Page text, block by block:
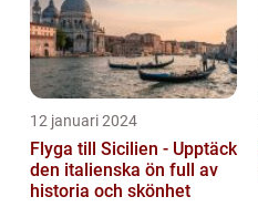
12 januari 2024
Flyga till Sicilien - Upptäck
den italienska ön full av
historia och skönhet